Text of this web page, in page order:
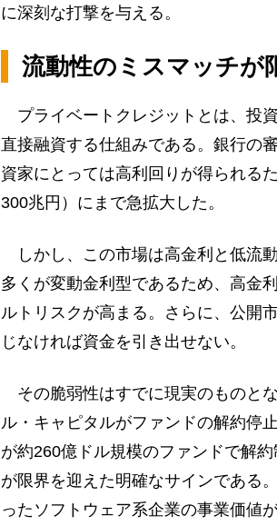
に深刻な打撃を与える。
流動性のミスマッチが
プライベートクレジットとは、投
直接融資する仕組みである。銀行の
資家にとっては高利回りが得られる
300兆円）にまで急拡大した。
しかし、この市場は高金利と低流
多くが変動金利型であるため、高金
ルトリスクが高まる。さらに、公開
じなければ資金を引き出せない。
その脆弱性はすでに現実のものと
ル・キャピタルがファンドの解約停
が約260億ドル規模のファンドで解
が限界を迎えた明確なサインである
ったソフトウェア系企業の事業価値